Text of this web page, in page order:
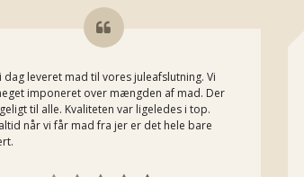
dag leveret mad til vores juleafslutning. Vi
imponeret over mængden af mad. Der
til alle. Kvaliteten var ligeledes i top.
når vi får mad fra jer er det hele bare